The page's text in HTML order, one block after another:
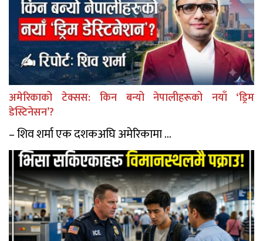
अमेरिकाको टेक्सस: किन बन्यो नेपालीहरूको नयाँ ‘ड्रिम
डेस्टिनेसन’?
– शिव शर्मा एक दशकअघि अमेरिकामा ...